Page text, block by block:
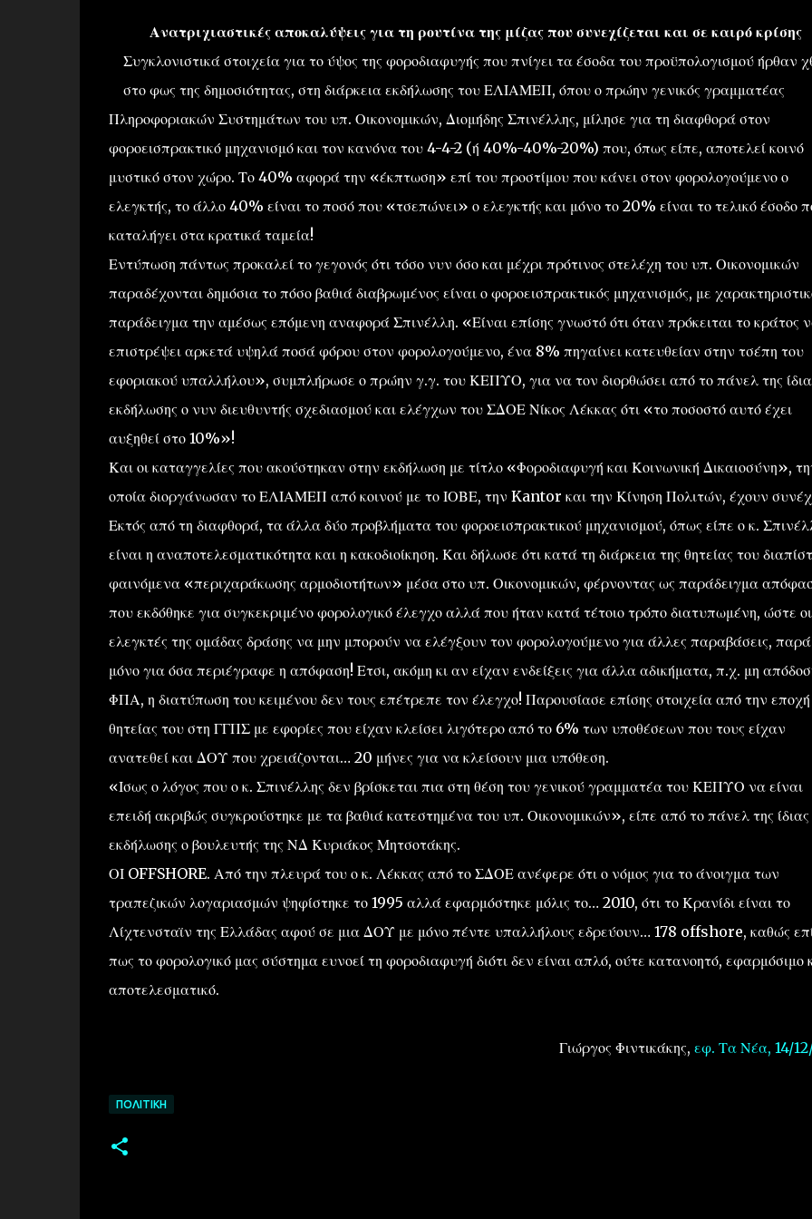
Ανατριχιαστικές αποκαλύψεις για τη ρουτίνα της μίζας που συνεχίζεται και σε καιρό κρίσης
Συγκλονιστικά στοιχεία για το ύψος της φοροδιαφυγής που πνίγει τα έσοδα του προϋπολογισμού ήρθαν
στο φως της δημοσιότητας, στη διάρκεια εκδήλωσης του ΕΛΙΑΜΕΠ, όπου ο πρώην γενικός γραμματέας
Πληροφοριακών Συστημάτων του υπ. Οικονομικών, Διομήδης Σπινέλλης, μίλησε για τη διαφθορά στον
φοροεισπρακτικό μηχανισμό και τον κανόνα του 4-4-2 (ή 40%-40%-20%) που, όπως είπε, αποτελεί κοινό
μυστικό στον χώρο. Το 40% αφορά την «έκπτωση» επί του προστίμου που κάνει στον φορολογούμενο ο
ελεγκτής, το άλλο 40% είναι το ποσό που «τσεπώνει» ο ελεγκτής και μόνο το 20% είναι το τελικό έσοδο
καταλήγει στα κρατικά ταμεία!
Εντύπωση πάντως προκαλεί το γεγονός ότι τόσο νυν όσο και μέχρι πρότινος στελέχη του υπ. Οικονομικών
παραδέχονται δημόσια το πόσο βαθιά διαβρωμένος είναι ο φοροεισπρακτικός μηχανισμός, με
παράδειγμα την αμέσως επόμενη αναφορά Σπινέλλη. «Είναι επίσης γνωστό ότι όταν πρόκειται το κράτος
επιστρέψει αρκετά υψηλά ποσά φόρου στον φορολογούμενο, ένα 8% πηγαίνει κατευθείαν στην τσέπη του
εφοριακού υπαλλήλου», συμπλήρωσε ο πρώην γ.γ. του ΚΕΠΥΟ, για να τον διορθώσει από το πάνελ της
εκδήλωσης ο νυν διευθυντής σχεδιασμού και ελέγχων του ΣΔΟΕ Νίκος Λέκκας ότι «το ποσοστό αυτό έχει
αυξηθεί στο 10%»!
Και οι καταγγελίες που ακούστηκαν στην εκδήλωση με τίτλο «Φοροδιαφυγή και Κοινωνική Δικαιοσύνη»,
οποία διοργάνωσαν το ΕΛΙΑΜΕΠ από κοινού με το ΙΟΒΕ, την Kantor και την Κίνηση Πολιτών, έχουν
Εκτός από τη διαφθορά, τα άλλα δύο προβλήματα του φοροεισπρακτικού μηχανισμού, όπως είπε ο κ.
είναι η αναποτελεσματικότητα και η κακοδιοίκηση. Και δήλωσε ότι κατά τη διάρκεια της θητείας του
φαινόμενα «περιχαράκωσης αρμοδιοτήτων» μέσα στο υπ. Οικονομικών, φέρνοντας ως παράδειγμα
που εκδόθηκε για συγκεκριμένο φορολογικό έλεγχο αλλά που ήταν κατά τέτοιο τρόπο διατυπωμένη, ώστε οι
ελεγκτές της ομάδας δράσης να μην μπορούν να ελέγξουν τον φορολογούμενο για άλλες παραβάσεις, παρά
μόνο για όσα περιέγραφε η απόφαση! Ετσι, ακόμη κι αν είχαν ενδείξεις για άλλα αδικήματα, π.χ. μη
ΦΠΑ, η διατύπωση του κειμένου δεν τους επέτρεπε τον έλεγχο! Παρουσίασε επίσης στοιχεία από την εποχή
θητείας του στη ΓΓΠΣ με εφορίες που είχαν κλείσει λιγότερο από το 6% των υποθέσεων που τους είχαν
ανατεθεί και ΔΟΥ που χρειάζονται… 20 μήνες για να κλείσουν μια υπόθεση.
«Ισως ο λόγος που ο κ. Σπινέλλης δεν βρίσκεται πια στη θέση του γενικού γραμματέα του ΚΕΠΥΟ να είναι
επειδή ακριβώς συγκρούστηκε με τα βαθιά κατεστημένα του υπ. Οικονομικών», είπε από το πάνελ της ίδιας
εκδήλωσης ο βουλευτής της ΝΔ Κυριάκος Μητσοτάκης.
ΟΙ OFFSHORE. Από την πλευρά του ο κ. Λέκκας από το ΣΔΟΕ ανέφερε ότι ο νόμος για το άνοιγμα των
τραπεζικών λογαριασμών ψηφίστηκε το 1995 αλλά εφαρμόστηκε μόλις το… 2010, ότι το Κρανίδι είναι το
Λίχτενσταϊν της Ελλάδας αφού σε μια ΔΟΥ με μόνο πέντε υπαλλήλους εδρεύουν… 178 offshore, καθώς
πως το φορολογικό μας σύστημα ευνοεί τη φοροδιαφυγή διότι δεν είναι απλό, ούτε κατανοητό, εφαρμόσιμο
αποτελεσματικό.
Γιώργος Φιντικάκης, εφ. Τα Νέα, 14/
ΠΟΛΙΤΙΚΉ